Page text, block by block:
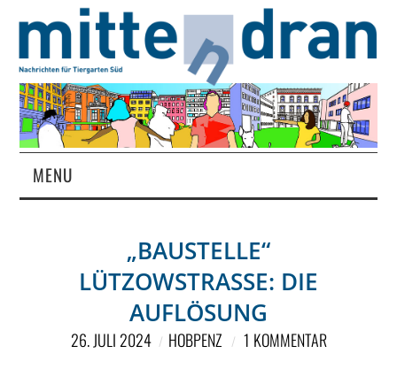
MENU
MAGAZIN
RUBRIKEN
„BAUSTELLE“
LÜTZOWSTRASSE: DIE A
UFLÖSUNG
26. JULI 2024 HOBPENZ 1 KOMMENTAR